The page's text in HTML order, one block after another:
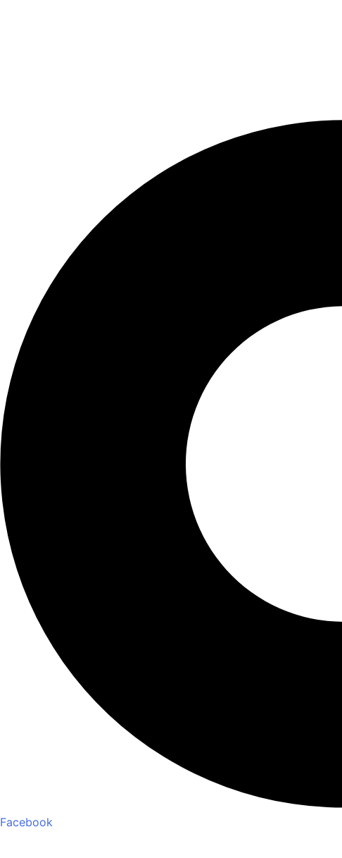
Facebook